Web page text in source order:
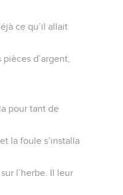
ce qu’il allait
d’argent,
pour tant de
la foule s’installa
l’herbe. Il leur